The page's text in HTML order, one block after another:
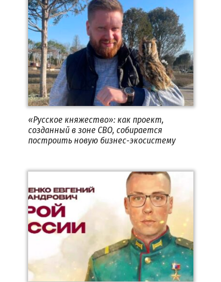
«Русское княжество»: как проект,
созданный в зоне СВО, собирается
построить новую бизнес-экосистему